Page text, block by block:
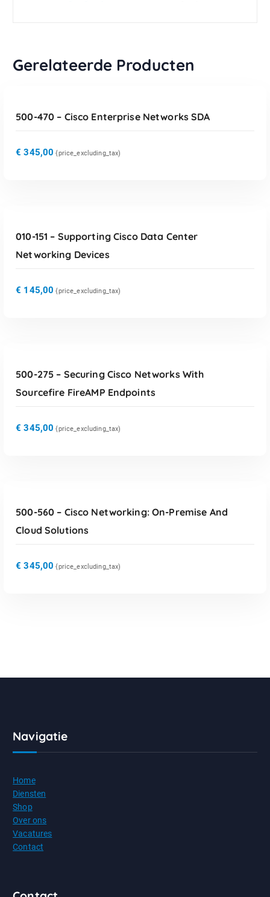
Gerelateerde Producten
500-470 – Cisco Enterprise Networks SDA
€ 345,00 {price_excluding_tax)
010-151 – Supporting Cisco Data Center
Networking Devices
€ 145,00 {price_excluding_tax)
500-275 – Securing Cisco Networks With
Sourcefire FireAMP Endpoints
€ 345,00 {price_excluding_tax)
500-560 – Cisco Networking: On-Premise And
Cloud Solutions
€ 345,00 {price_excluding_tax)
Navigatie
Home
Diensten
Shop
Over ons
Vacatures
Contact